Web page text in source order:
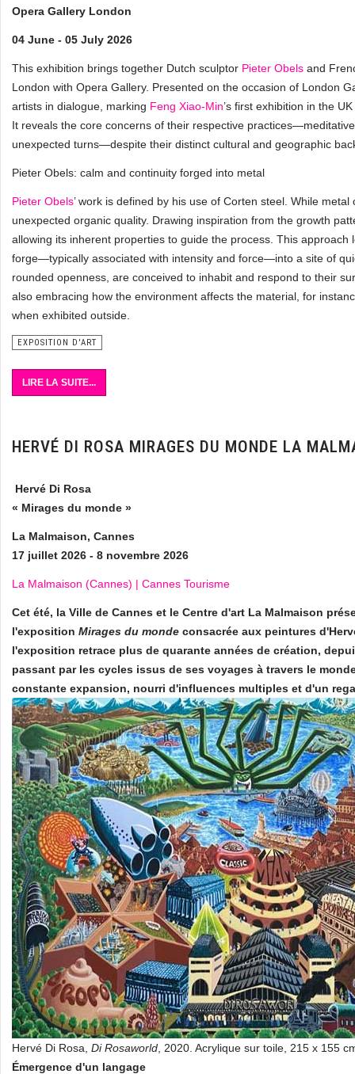
Opera Gallery London
04 June - 05 July 2026
This exhibition brings together Dutch sculptor Pieter Obels and
London with Opera Gallery. Presented on the occasion of London
artists in dialogue, marking Feng Xiao-Min’s first exhibition in the
It reveals the core concerns of their respective
unexpected turns—despite their distinct cultural and geographic
Pieter Obels: calm and continuity forged into metal
Pieter Obels’ work is defined by his use of Corten steel. While
unexpected organic quality. Drawing inspiration from the growth
allowing its inherent properties to guide the process. This
forge—typically associated with intensity and force—into a site of
rounded openness, are conceived to inhabit and respond to their
also embracing how the environment affects the material, for
when exhibited outside.
EXPOSITION D'ART
LIRE LA SUITE...
HERVÉ DI ROSA MIRAGES DU MONDE LA
Hervé Di Rosa
« Mirages du monde »
La Malmaison, Cannes
17 juillet 2026 - 8 novembre 2026
La Malmaison (Cannes) | Cannes Tourisme
Cet été, la Ville de Cannes et le Centre d'art La Malmaison
l'exposition Mirages du monde consacrée aux peintures
l'exposition retrace plus de quarante années de création,
passant par les cycles issus de ses voyages à travers le
constante expansion, nourri d'influences multiples et d'un
Hervé Di Rosa, Di Rosaworld , 2020. Acrylique sur toile, 215 x 155
Émergence d'un langage